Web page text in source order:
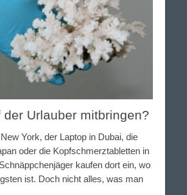
der Urlauber mitbringen?
York, der Laptop in Dubai, die
oder die Kopfschmerztabletten in
kaufen dort ein, wo
ist. Doch nicht alles, was man